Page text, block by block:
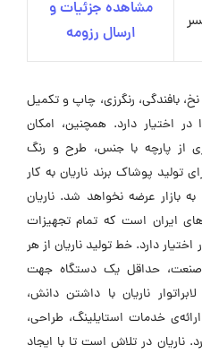
مشاهده جزئیات و
ارسال رزومه
نخ، بافندگی، رنگرزی، چاپ و تکمیل
اختیار دارد. همچنین، امکان
از پارچه با جنس، طرح و رنگ
پوشاک برند ناریان به کار
عرضه نخواهد شد. ناریان
ایران است که تمام تجهیزات
دارد. خط تولید ناریان از هر
حداقل یک دستگاه جهت
ناریان با داشتن دانش،
خدمات استایلینگ، طراحی،
ناریان در تلاش است تا با ایجاد